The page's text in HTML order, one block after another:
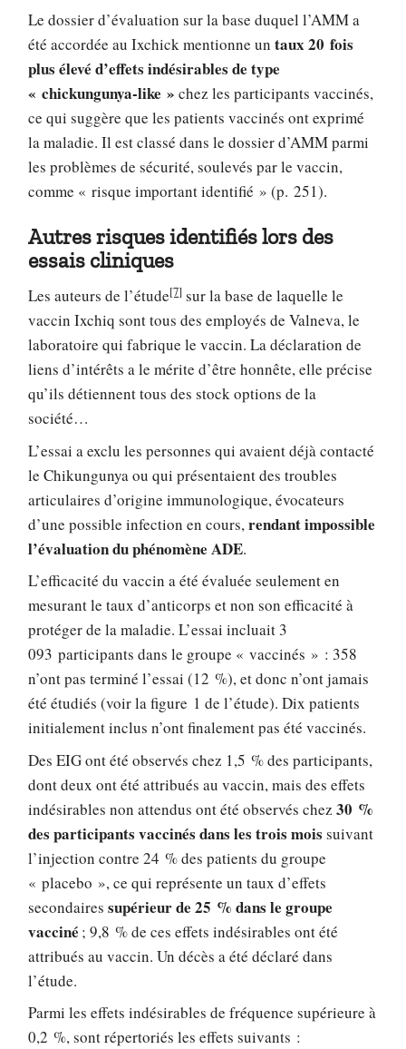
Le dossier d’évaluation sur la base duquel l’AMM a
été accordée au Ixchick mentionne untaux 20 fois
plus élevé d’effets indésirables de type
« chickungunya-like »chez les participants vaccinés,
ce qui suggère que les patients vaccinés ont exprimé
la maladie. Il est classé dans le dossier d’AMM parmi
les problèmes de sécurité, soulevés par le vaccin,
comme « risque important identifié » (p. 251).
Autres risques identifiés lors des
essais cliniques
Les auteurs de l’étude[7] sur la base de laquelle le
vaccin Ixchiq sont tous des employés de Valneva, le
laboratoire qui fabrique le vaccin. La déclaration de
liens d’intérêts a le mérite d’être honnête, elle précise
qu’ils détiennent tous des stock options de la
société…
L’essai a exclu les personnes qui avaient déjà contacté
le Chikungunya ou qui présentaient des troubles
articulaires d’origine immunologique, évocateurs
d’une possible infection en cours,rendant impossible
l’évaluation du phénomène ADE.
L’efficacité du vaccin a été évaluée seulement en
mesurant le taux d’anticorps et non son efficacité à
protéger de la maladie. L’essai incluait 3
093 participants dans le groupe « vaccinés » : 358
n’ont pas terminé l’essai (12 %), et donc n’ont jamais
été étudiés (voir la figure 1 de l’étude). Dix patients
initialement inclus n’ont finalement pas été vaccinés.
Des EIG ont été observés chez 1,5 % des participants,
dont deux ont été attribués au vaccin, mais des effets
indésirables non attendus ont été observés chez30 %
des participants vaccinés dans les trois mois suivant
l’injection contre 24 % des patients du groupe
« placebo », ce qui représente un taux d’effets
secondairessupérieur de 25 % dans le groupe
vacciné ; 9,8 % de ces effets indésirables ont été
attribués au vaccin. Un décès a été déclaré dans
l’étude.
Parmi les effets indésirables de fréquence supérieure à
0,2 %, sont répertoriés les effets suivants :